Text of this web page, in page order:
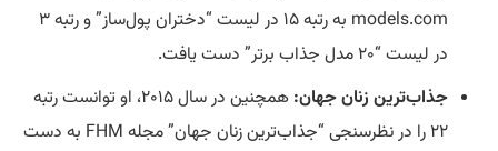
models.com به رتبه ۱۵ در لیست “دختران پول‌ساز” و رتبه ۳
در لیست “۲۰ مدل جذاب برتر” دست یافت.
جذاب‌ترین زنان جهان:
همچنین در سال ۲۰۱۵، او توانست رتبه
۲۲ را در نظرسنجی “جذاب‌ترین زنان جهان” مجله FHM به دست